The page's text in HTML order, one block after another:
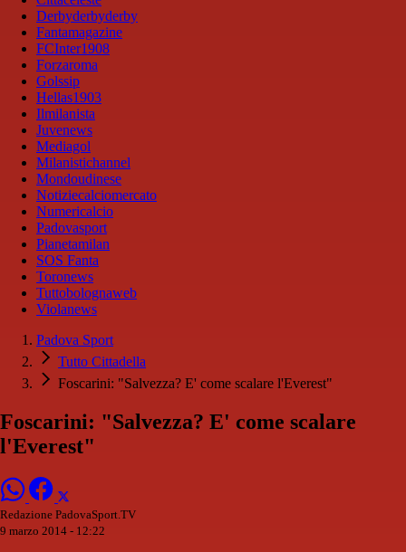
Derbyderbyderby
Fantamagazine
FCInter1908
Forzaroma
Golssip
Hellas1903
Ilmilanista
Juvenews
Mediagol
Milanistichannel
Mondoudinese
Notiziecalciomercato
Numericalcio
Padovasport
Pianetamilan
SOS Fanta
Toronews
Tuttobolognaweb
Violanews
Padova Sport
Tutto Cittadella
Foscarini: "Salvezza? E' come scalare l'Everest"
Foscarini: "Salvezza? E' come scalare
l'Everest"
Redazione PadovaSport.TV
9 marzo 2014 - 12:22